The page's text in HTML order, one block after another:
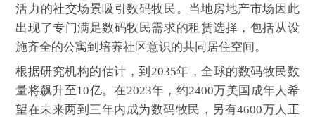
活力的社交场景吸引数码牧民。当地房地产市场因此
出现了专门满足数码牧民需求的租赁选择，包括从设
施齐全的公寓到培养社区意识的共同居住空间。
根据研究机构的估计，到2035年，全球的数码牧民数
量将飙升至10亿。在2023年，约2400万美国成年人希
望在未来两到三年内成为数码牧民，另有4600万人正